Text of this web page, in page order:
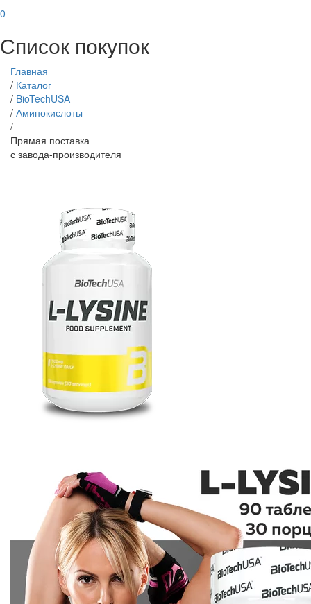
0
Список покупок
Главная
/ Каталог
/ BioTechUSA
/ Аминокислоты
/
Прямая поставка
с завода-производителя